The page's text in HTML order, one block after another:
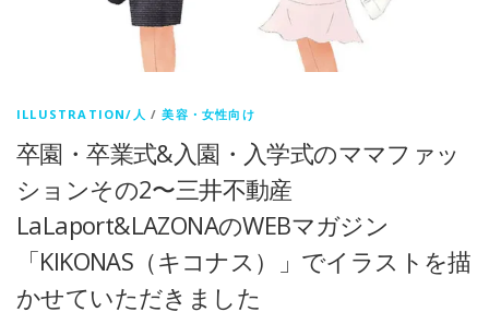
ILLUSTRATION/人 /美容・女性向け
卒園・卒業式&入園・入学式のママファッ
ションその2〜三井不動産
LaLaport&LAZONAのWEBマガジン
「KIKONAS（キコナス）」でイラストを描
かせていただきました